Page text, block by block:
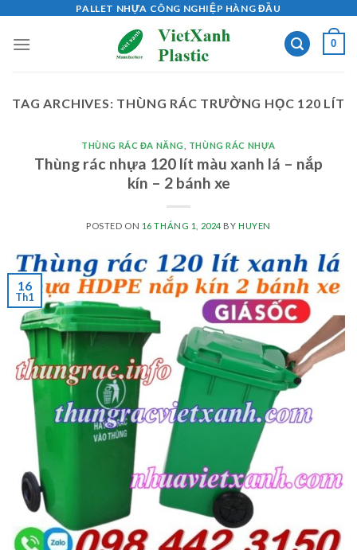
content
PALLET NHỰA CÔNG NGHIỆP HÀNG ĐẦU
0
TAG ARCHIVES: THÙNG RÁC TRƯỜNG HỌC 120 LÍT
THÙNG RÁC ĐA NĂNG THÙNG RÁC NHỰA
Thùng rác nhựa 120 lít màu xanh lá – nắp
kín – 2 bánh xe
POSTED ON 16 THÁNG 1, 2024BY HUYEN
16
Th1